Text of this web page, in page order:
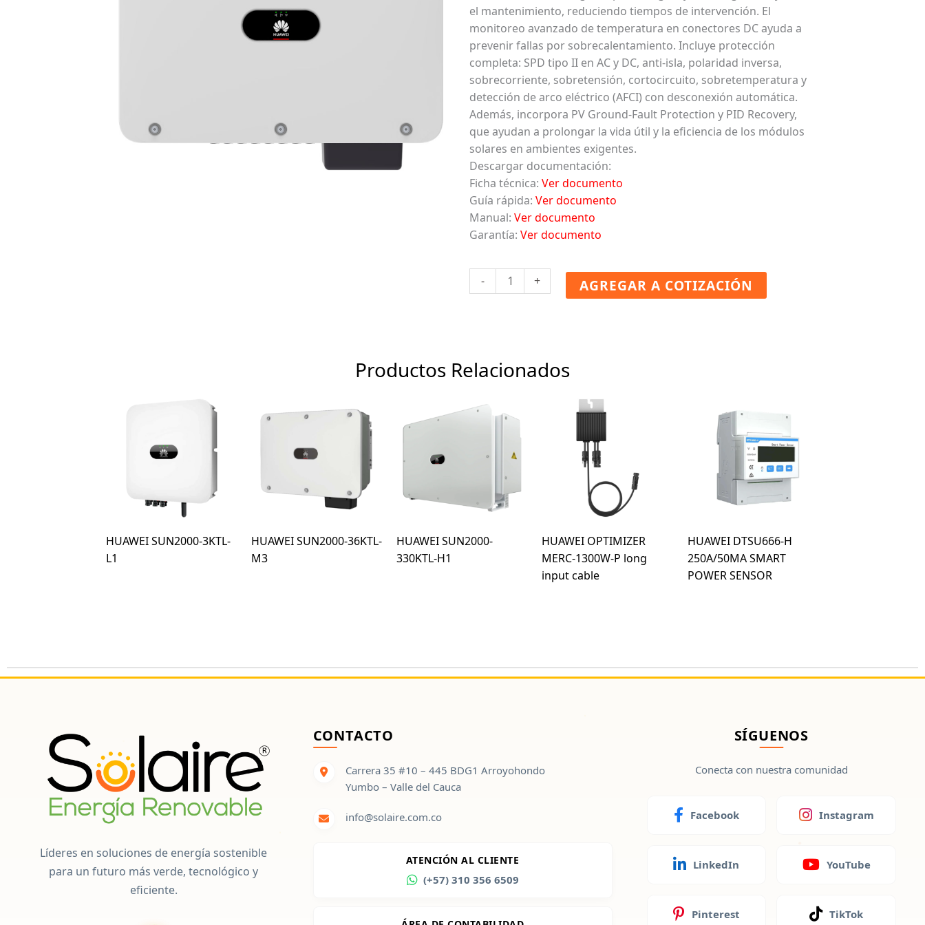
el mantenimiento, reduciendo tiempos de intervención. El
monitoreo avanzado de temperatura en conectores DC ayuda a
prevenir fallas por sobrecalentamiento. Incluye protección
completa: SPD tipo II en AC y DC, anti-isla, polaridad inversa,
sobrecorriente, sobretensión, cortocircuito, sobretemperatura y
detección de arco eléctrico (AFCI) con desconexión automática.
Además, incorpora PV Ground-Fault Protection y PID Recovery,
que ayudan a prolongar la vida útil y la eficiencia de los módulos
solares en ambientes exigentes.
Descargar documentación:
Ficha técnica: Ver documento
Guía rápida: Ver documento
Manual: Ver documento
Garantía: Ver documento
-
HUAWEI
SUN2000
cantidad
+ AGREGAR A COTIZACIÓN
Productos Relacionados
HUAWEI SUN2000-3KTL-
L1
HUAWEI SUN2000-36KTL-
M3
HUAWEI SUN2000-
330KTL-H1
HUAWEI OPTIMIZER
MERC-1300W-P long
input cable
HUAWEI DTSU666-H
250A/50MA SMART
POWER SENSOR
Líderes en soluciones de energía sostenible
para un futuro más verde, tecnológico y
eficiente.
CONTACTO
Carrera 35 #10 – 445 BDG1 Arroyohondo
Yumbo – Valle del Cauca
info@solaire.com.co
ATENCIÓN AL CLIENTE
(+57) 310 356 6509
SÍGUENOS
Conecta con nuestra comunidad
Facebook Instagram
LinkedIn YouTube
Pinterest TikTok